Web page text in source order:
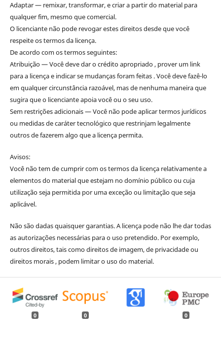
Adaptar — remixar, transformar, e criar a partir do material para
qualquer fim, mesmo que comercial.
O licenciante não pode revogar estes direitos desde que você
respeite os termos da licença.
De acordo com os termos seguintes:
Atribuição — Você deve dar o crédito apropriado , prover um link
para a licença e indicar se mudanças foram feitas . Você deve fazê-lo
em qualquer circunstância razoável, mas de nenhuma maneira que
sugira que o licenciante apoia você ou o seu uso.
Sem restrições adicionais — Você não pode aplicar termos jurídicos
ou medidas de caráter tecnológico que restrinjam legalmente
outros de fazerem algo que a licença permita.
Avisos:
Você não tem de cumprir com os termos da licença relativamente a
elementos do material que estejam no domínio público ou cuja
utilização seja permitida por uma exceção ou limitação que seja
aplicável.
Não são dadas quaisquer garantias. A licença pode não lhe dar todas
as autorizações necessárias para o uso pretendido. Por exemplo,
outros direitos, tais como direitos de imagem, de privacidade ou
direitos morais , podem limitar o uso do material.
0 0 0